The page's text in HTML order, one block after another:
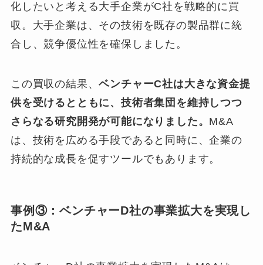
化したいと考える大手企業がC社を戦略的に買
収。大手企業は、その技術を既存の製品群に統
合し、競争優位性を確保しました。
この買収の結果、ベンチャーC社は大きな資金提
供を受けるとともに、技術者集団を維持しつつ
さらなる研究開発が可能になりました。 M&A
は、技術を広める手段であると同時に、企業の
持続的な成長を促すツールでもあります。
事例③：ベンチャーD社の事業拡大を実現し
たM&A